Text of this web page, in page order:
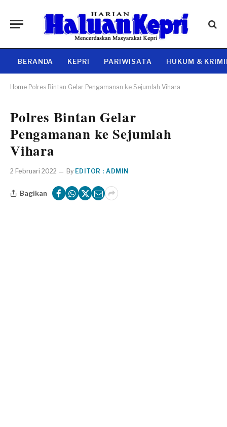
BERANDA KEPRI PARIWISATA HUKUM &
Home Polres Bintan Gelar Pengamanan ke Sejumlah Vihara
Polres Bintan Gelar
Pengamanan ke Sejumlah
Vihara
2 Februari 2022 By EDITOR : ADMIN
Bagikan